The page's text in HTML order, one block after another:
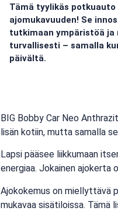
Tämä tyylikäs
ajomukavuuden! Se
tutkimaan ympäristöä
turvallisesti – samalla
päivältä.
BIG Bobby Car Neo
lisän kotiin, mutta samalla
Lapsi pääsee liikkumaan
energiaa. Jokainen ajokerta
Ajokokemus on miellyttävä
mukavaa sisätiloissa.